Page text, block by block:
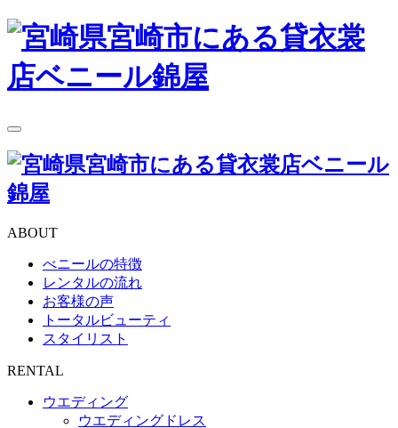
toggle
navigation
ABOUT
べニールの特徴
レンタルの流れ
お客様の声
トータルビューティ
スタイリスト
RENTAL
ウエディング
ウエディングドレス